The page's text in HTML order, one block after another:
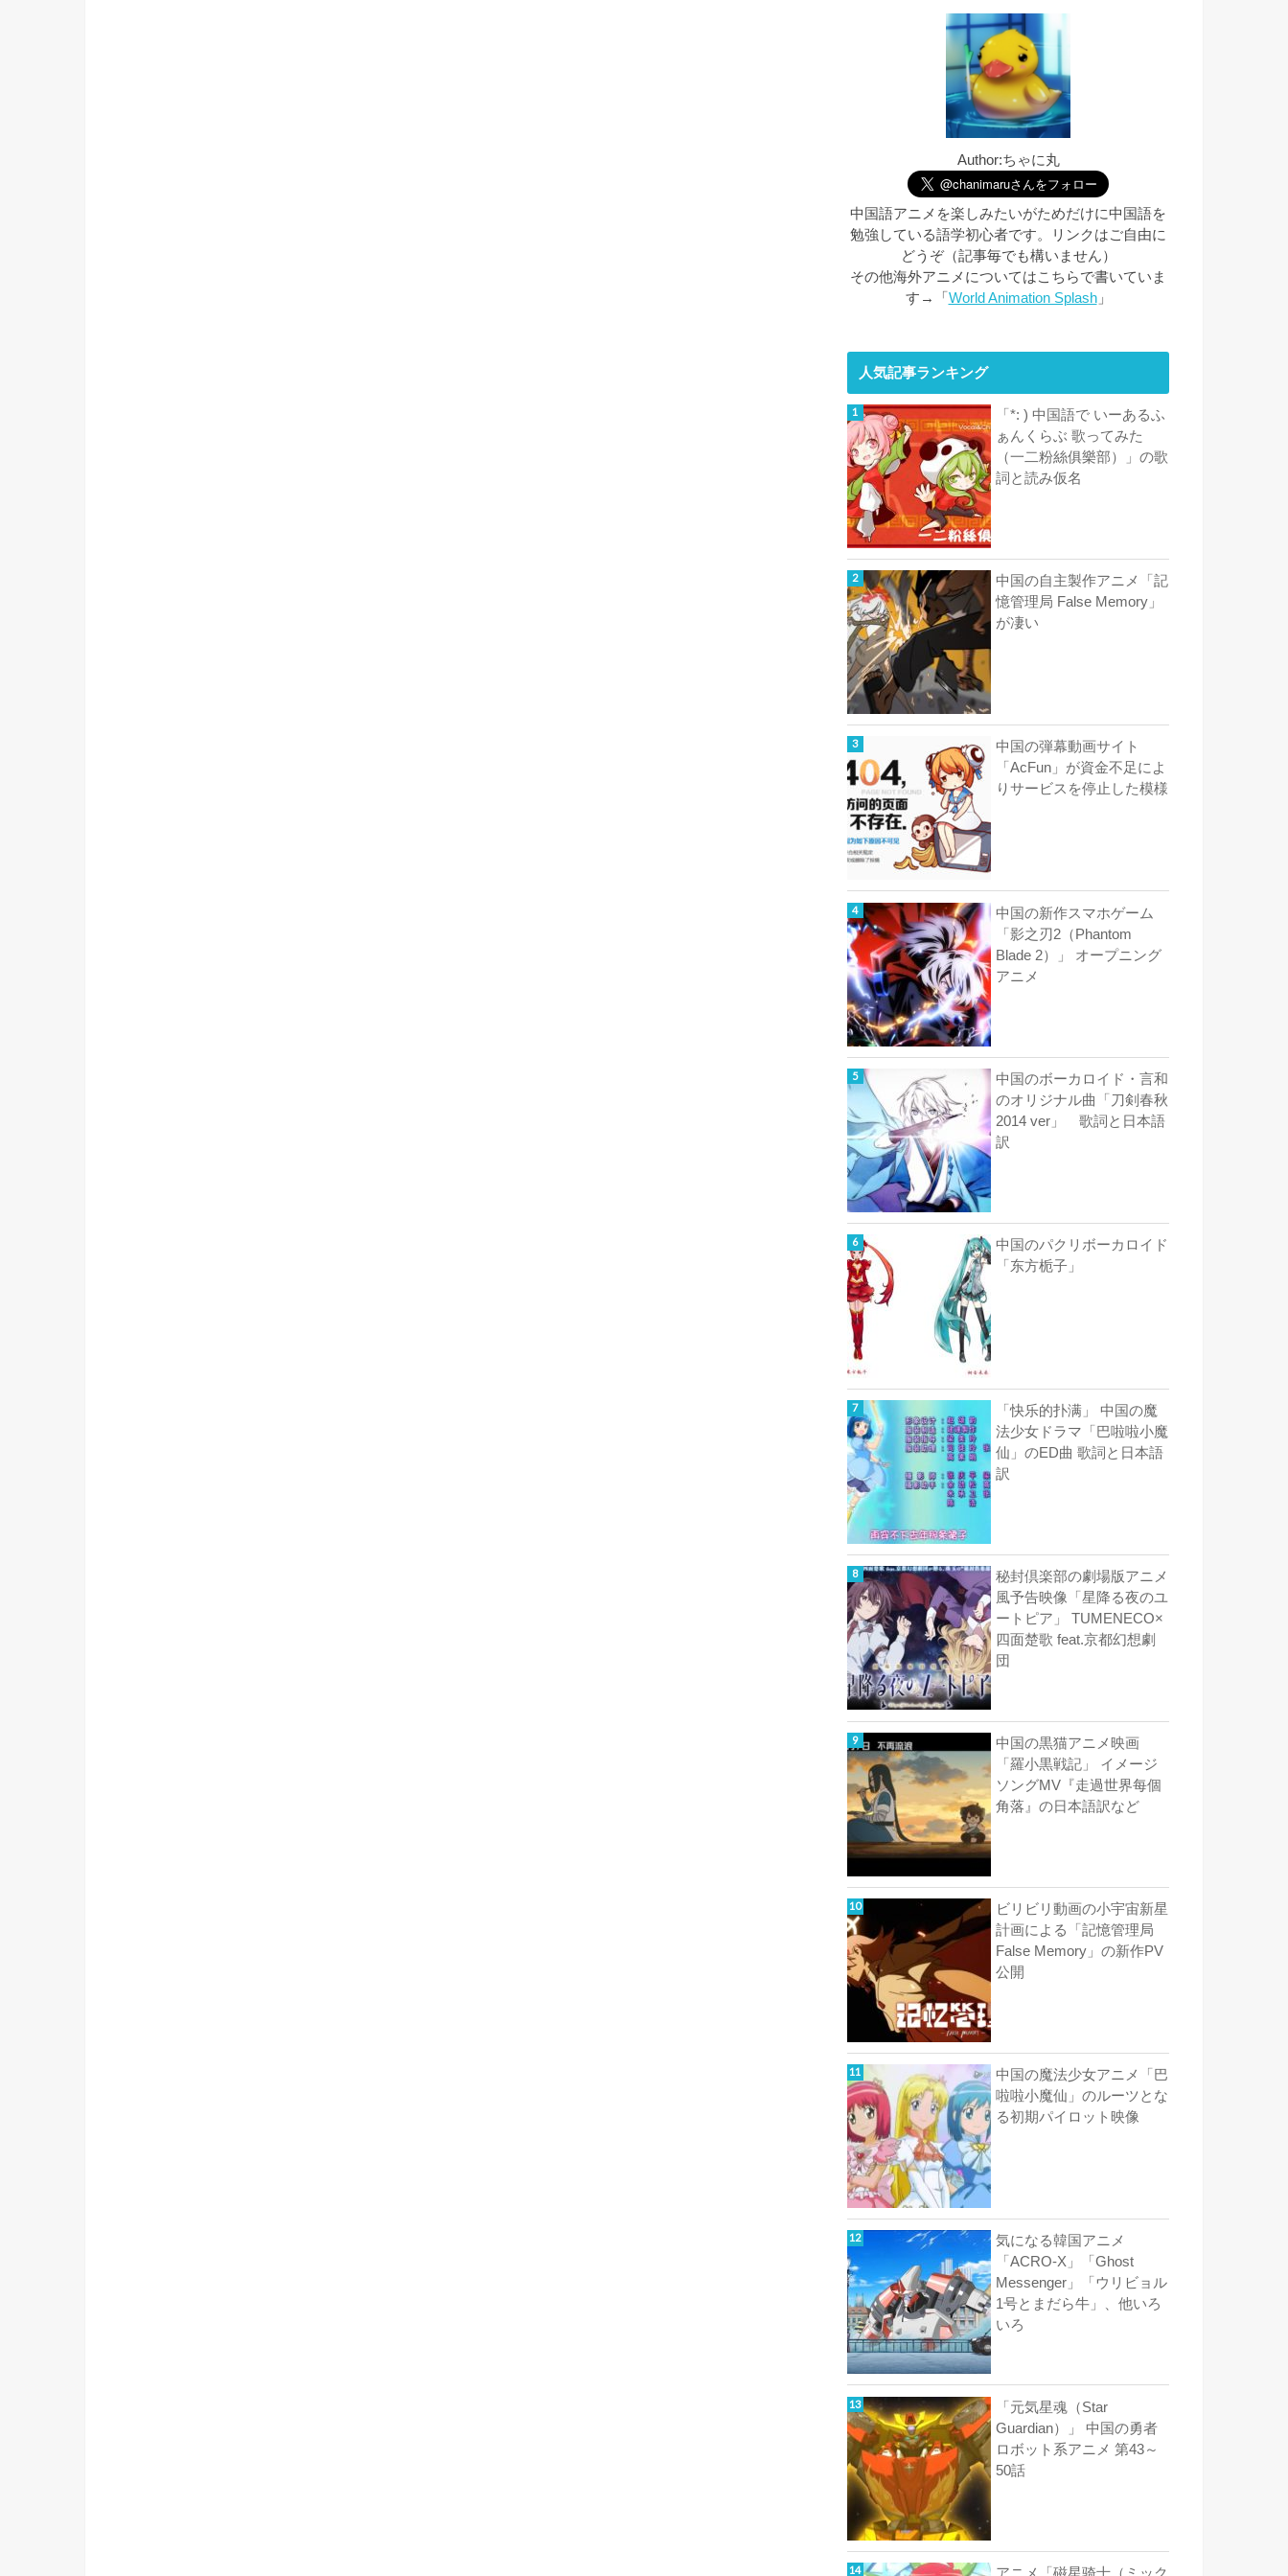
Author:ちゃに丸
中国語アニメを楽しみたいがためだけに中国語を
勉強している語学初心者です。リンクはご自由に
どうぞ（記事毎でも構いません）
その他海外アニメについてはこちらで書いていま
す→「 World Animation Splash」
人気記事ランキング
「*: ) 中国語で いーあるふ
ぁんくらぶ 歌ってみた
（一二粉絲俱樂部）」の歌
詞と読み仮名
中国の自主製作アニメ「記
憶管理局 False Memory」
が凄い
中国の弾幕動画サイト
「AcFun」が資金不足によ
りサービスを停止した模様
中国の新作スマホゲーム
「影之刃2（Phantom
Blade 2）」 オープニング
アニメ
中国のボーカロイド・言和
のオリジナル曲「刀剣春秋
2014 ver」 歌詞と日本語
訳
中国のパクリボーカロイド
「东方栀子」
「快乐的扑满」 中国の魔
法少女ドラマ「巴啦啦小魔
仙」のED曲 歌詞と日本語
訳
秘封倶楽部の劇場版アニメ
風予告映像「星降る夜のユ
ートピア」 TUMENECO×
四面楚歌 feat.京都幻想劇
団
中国の黒猫アニメ映画
「羅小黒戦記」 イメージ
ソングMV『走過世界每個
角落』の日本語訳など
ビリビリ動画の小宇宙新星
計画による「記憶管理局
False Memory」の新作PV
公開
中国の魔法少女アニメ「巴
啦啦小魔仙」のルーツとな
る初期パイロット映像
気になる韓国アニメ
「ACRO-X」「Ghost
Messenger」「ウリビョル
1号とまだら牛」、他いろ
いろ
「元気星魂（Star
Guardian）」 中国の勇者
ロボット系アニメ 第43～
50話
アニメ「磁星骑士（ミック